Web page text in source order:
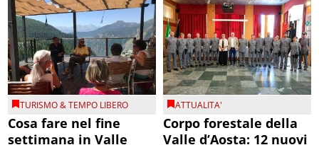
TURISMO & TEMPO LIBERO
Cosa fare nel fine
settimana in Valle
ATTUALITA'
Corpo forestale della
Valle d’Aosta: 12 nuovi